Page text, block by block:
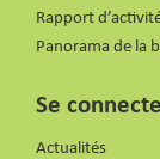
Rapport
Panorama de la
Se
Actualités